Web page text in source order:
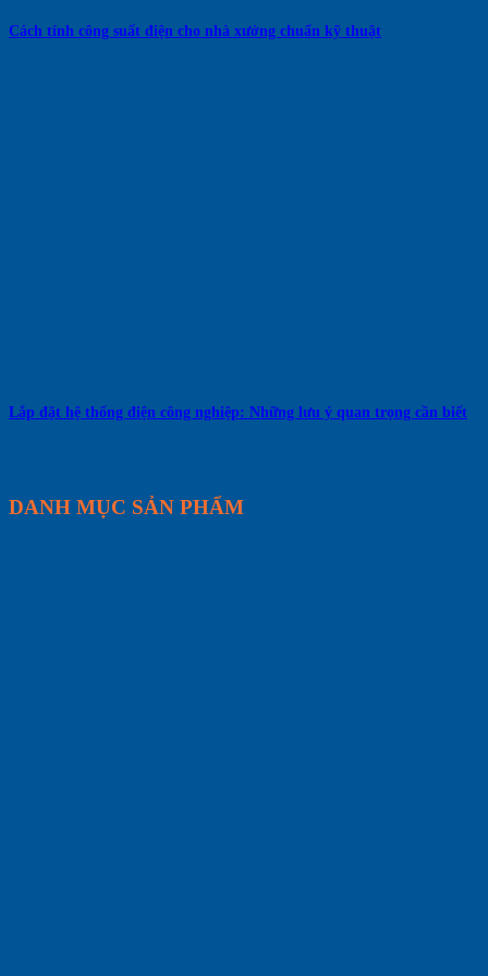
Cách tính công suất điện cho nhà xưởng chuẩn kỹ thuật
Lắp đặt hệ thống điện công nghiệp: Những lưu ý quan trọng cần biết
DANH MỤC SẢN PHẨM